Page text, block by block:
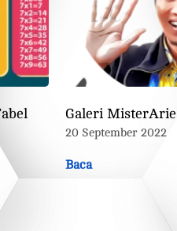
Galeri MisterArie
20 September 2022
Baca